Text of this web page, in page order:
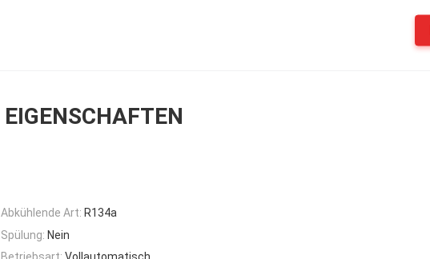
EIGENSCHAFTEN
Abkühlende Art: R134a
Spülung: Nein